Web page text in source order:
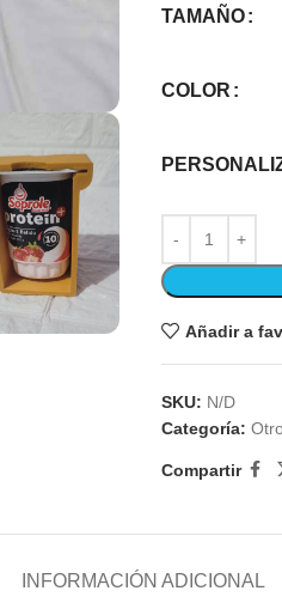
TAMAÑO
COLOR
Añadir a
SKU: N/D
Categoría:
Compartir
INFORMACIÓN ADICIONAL